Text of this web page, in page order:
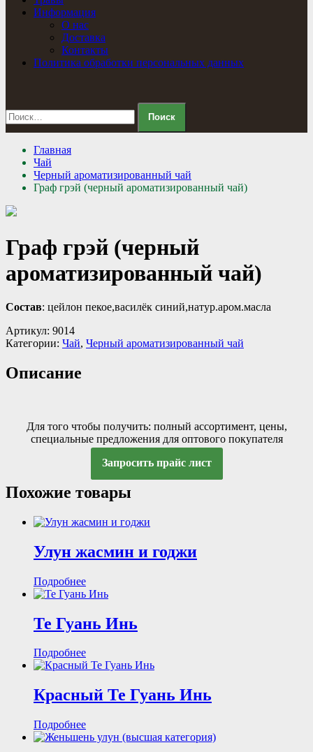
Информация
О нас
Доставка
Контакты
Политика обработки персональных данных
Найти:
Главная
Чай
Черный ароматизированный чай
Граф грэй (черный ароматизированный чай)
Граф грэй (черный
ароматизированный чай)
Состав: цейлон пекое,василёк синий,натур.аром.масла
Артикул: 9014
Категории: Чай, Черный ароматизированный чай
Описание
Для того чтобы получить: полный ассортимент, цены,
специальные предложения для оптового покупателя
Запросить прайс лист
Похожие товары
Улун жасмин и годжи
Подробнее
Те Гуань Инь
Подробнее
Красный Те Гуань Инь
Подробнее